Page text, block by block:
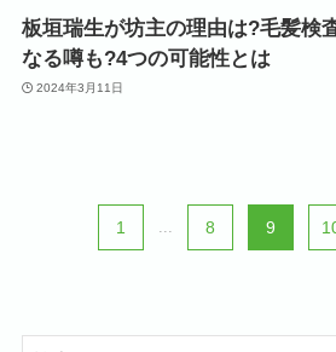
板垣瑞生が坊主の理由は?毛髪検
なる噂も?4つの可能性とは
2024年3月11日
1 8 9